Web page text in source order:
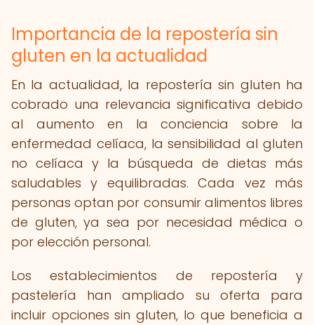
Importancia de la repostería sin
gluten en la actualidad
En la actualidad, la repostería sin gluten ha
cobrado una relevancia significativa debido
al aumento en la conciencia sobre la
enfermedad celíaca, la sensibilidad al gluten
no celíaca y la búsqueda de dietas más
saludables y equilibradas. Cada vez más
personas optan por consumir alimentos libres
de gluten, ya sea por necesidad médica o
por elección personal.
Los establecimientos de repostería y
pastelería han ampliado su oferta para
incluir opciones sin gluten, lo que beneficia a